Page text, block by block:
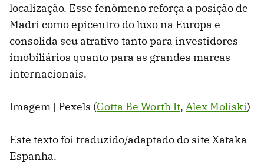
localização. Esse fenômeno reforça a posição de
Madri como epicentro do luxo na Europa e
consolida seu atrativo tanto para investidores
imobiliários quanto para as grandes marcas
internacionais.
Imagem | Pexels (Gotta Be Worth It, Alex Moliski)
Este texto foi traduzido/adaptado do site Xataka
Espanha.